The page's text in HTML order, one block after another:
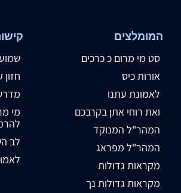
המומלצים
סט מי מרום כ כרכים
אורות כיס
לאמונת עתנו
ואת רוחי אתן בקרבכם
המהר"ל המנוקד
המהר"ל מפראג
מקראות גדולות
מקראות גדולות נך
חזון
מי
לב